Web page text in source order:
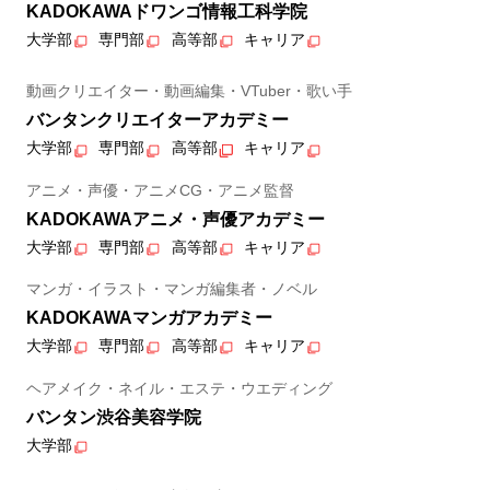
KADOKAWAドワンゴ情報工科学院
大学部 専門部 高等部 キャリア
動画クリエイター・動画編集・VTuber・歌い手
バンタンクリエイターアカデミー
大学部 専門部 高等部 キャリア
アニメ・声優・アニメCG・アニメ監督
KADOKAWAアニメ・声優アカデミー
大学部 専門部 高等部 キャリア
マンガ・イラスト・マンガ編集者・ノベル
KADOKAWAマンガアカデミー
大学部 専門部 高等部 キャリア
ヘアメイク・ネイル・エステ・ウエディング
バンタン渋谷美容学院
大学部